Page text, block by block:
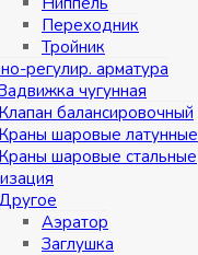
Переходник
Тройник
регулир. арматура
чугунная
Клапан балансировочный
Краны шаровые латунные
Краны шаровые стальные
Аэратор
Заглушкa